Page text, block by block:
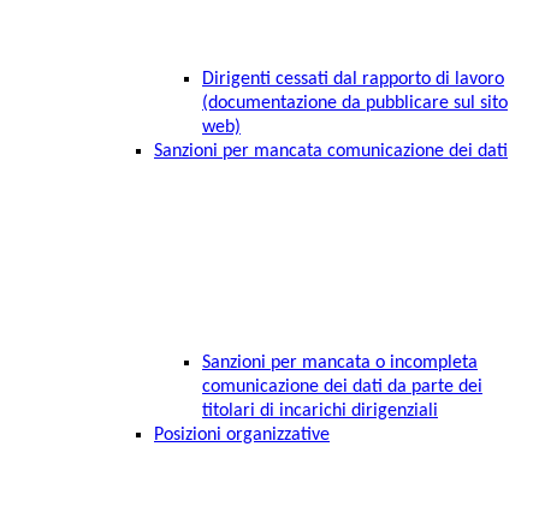
Dirigenti cessati dal rapporto di lavoro
(documentazione da pubblicare sul sito
web)
Sanzioni per mancata comunicazione dei dati
Sanzioni per mancata o incompleta
comunicazione dei dati da parte dei
titolari di incarichi dirigenziali
Posizioni organizzative